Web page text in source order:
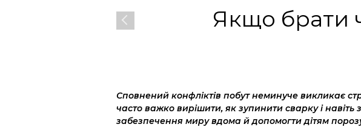
Якщо брати
Сповнений конфліктів побут неминуче викликає
часто важко вирішити, як зупинити сварку і
забезпечення миру вдома й допомогти дітям